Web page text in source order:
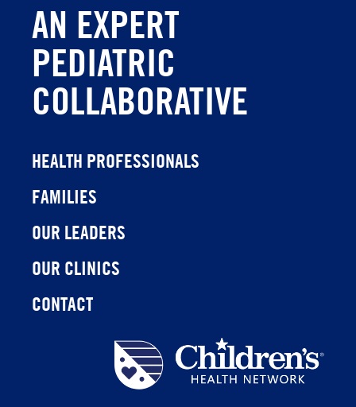
AN EXPERT
PEDIATRIC
COLLABORATIVE
HEALTH PROFESSIONALS
FAMILIES
OUR LEADERS
OUR CLINICS
CONTACT